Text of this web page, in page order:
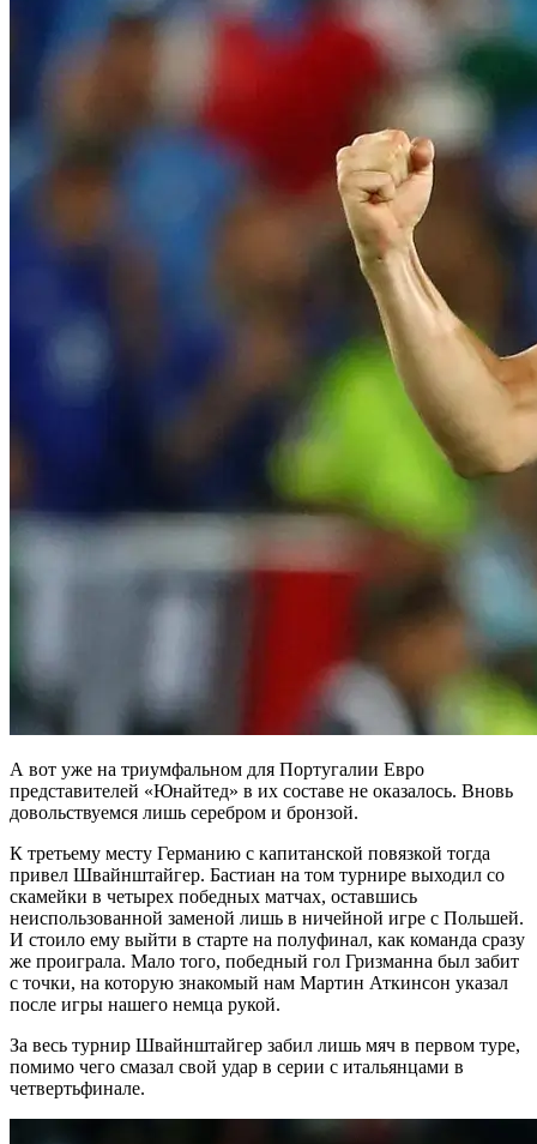
А вот уже на триумфальном для Португалии Евро
представителей «Юнайтед» в их составе не оказалось. Вновь
довольствуемся лишь серебром и бронзой.
К третьему месту Германию с капитанской повязкой тогда
привел Швайнштайгер. Бастиан на том турнире выходил со
скамейки в четырех победных матчах, оставшись
неиспользованной заменой лишь в ничейной игре с Польшей.
И стоило ему выйти в старте на полуфинал, как команда сразу
же проиграла. Мало того, победный гол Гризманна был забит
с точки, на которую знакомый нам Мартин Аткинсон указал
после игры нашего немца рукой.
За весь турнир Швайнштайгер забил лишь мяч в первом туре,
помимо чего смазал свой удар в серии с итальянцами в
четвертьфинале.